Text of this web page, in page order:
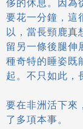
侈的休息。因為
要花一分鐘，這
以，當長頸鹿真
留另一條後腿伸
種奇特的睡姿既
起。不只如此，
要在非洲活下來
了多項本事。